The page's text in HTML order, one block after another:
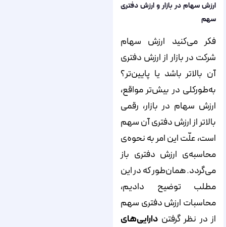
ارزش سهام در بازار و ارزش دفتری
سهم
فکر می‌کنید ارزش سهام
شرکت در بازار از ارزش دفتری
آن بالاتر باشد یا پایین‌تر؟
به‌طورکلی در بیش‌تر مواقع،
ارزش سهام در بازار، رقمی
بالاتر از ارزش دفتری آن سهم
است، علّت این امر به نحوه‌ی
محاسبه‌ی ارزش دفتری باز
می‌گردد. همان‌طور که در این
مطلب توضیح دادیم،
محاسبات ارزش دفتری سهم
از در نظر گرفتن دارایی‌های